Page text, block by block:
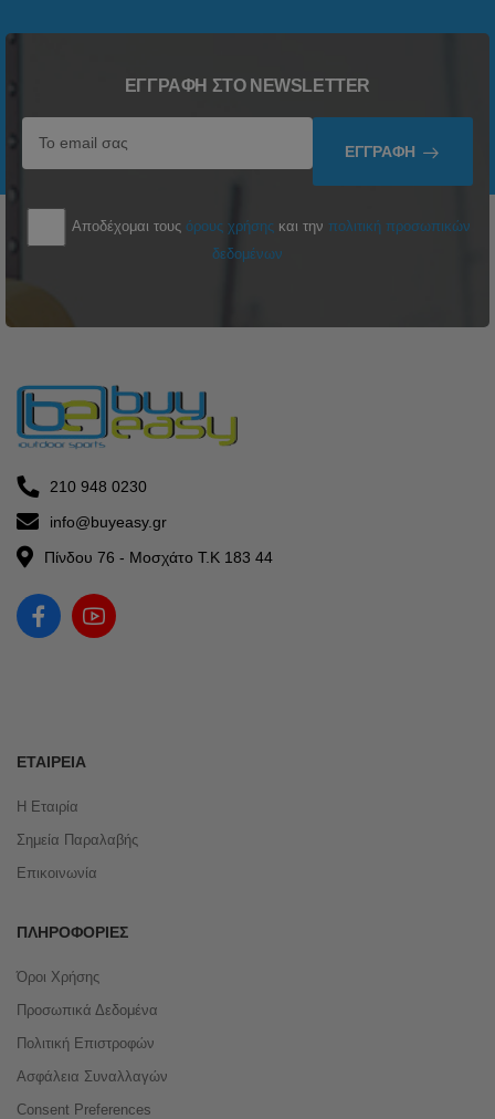
ΕΓΓΡΑΦΉ ΣΤΟ NEWSLETTER
ΕΓΓΡΑΦΉ
Αποδέχομαι τους όρους χρήσης και την πολιτική προσωπικών
δεδομένων
210 948 0230
info@buyeasy.gr
Πίνδου 76 - Μοσχάτο Τ.Κ 183 44
ΕΤΑΙΡΕΊΑ
Η Εταιρία
Σημεία Παραλαβής
Επικοινωνία
ΠΛΗΡΟΦΟΡΊΕΣ
Όροι Χρήσης
Προσωπικά Δεδομένα
Πολιτική Επιστροφών
Ασφάλεια Συναλλαγών
Consent Preferences